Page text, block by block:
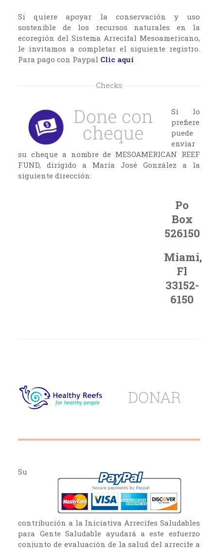
Si quiere apoyar la conservación y uso
sostenible de los recursos naturales en la
ecoregión del Sistema Arrecifal Mesoamericano,
le invitamos a completar el siguiente registro.
Para pago con Paypal Clic aquí
Checks
Si lo
prefiere
puede
enviar
su cheque a nombre de MESOAMERICAN REEF
FUND, dirigido a María José González a la
siguiente dirección:
Po
Box
526150
Miami,
Fl
33152-
6150
Su
contribución a la Iniciativa Arrecifes Saludables
para Gente Saludable ayudará a este esfuerzo
conjunto de evaluación de la salud del arrecife a